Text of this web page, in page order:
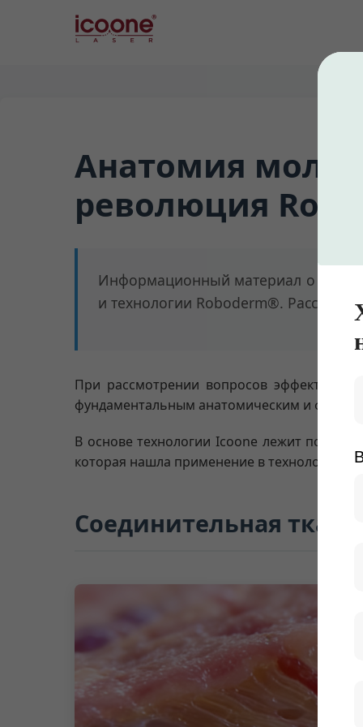
Анатомия
революция
Информационный материал о
и технологии Roboderm®.
При рассмотрении вопросов
фундаментальным анатомическим и
В основе технологии Icoone лежит
которая нашла применение в технологии
Соединительная